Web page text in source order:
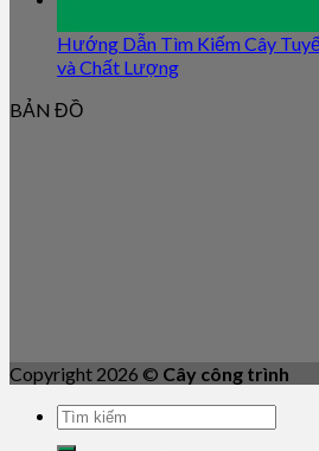
Hướng Dẫn Tìm Kiếm Cây
và Chất Lượng
BẢN ĐỒ
Copyright 2026 © Cây công trình